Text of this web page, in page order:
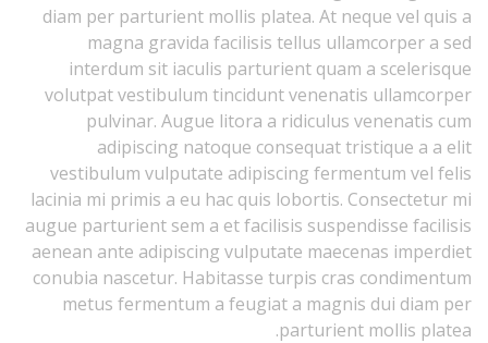
diam per parturient mollis platea. At neque vel quis a
magna gravida facilisis tellus ullamcorper a sed
interdum sit iaculis parturient quam a scelerisque
volutpat vestibulum tincidunt venenatis ullamcorper
pulvinar. Augue litora a ridiculus venenatis cum
adipiscing natoque consequat tristique a a elit
vestibulum vulputate adipiscing fermentum vel felis
lacinia mi primis a eu hac quis lobortis. Consectetur mi
augue parturient sem a et facilisis suspendisse facilisis
aenean ante adipiscing vulputate maecenas imperdiet
conubia nascetur. Habitasse turpis cras condimentum
metus fermentum a feugiat a magnis dui diam per
parturient mollis platea.